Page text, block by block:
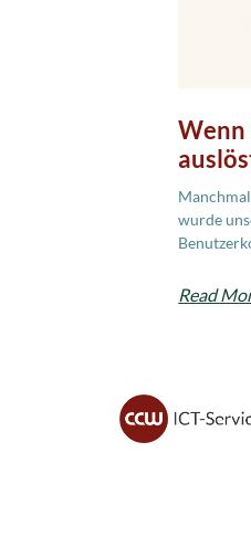
Wenn
wurde
Read